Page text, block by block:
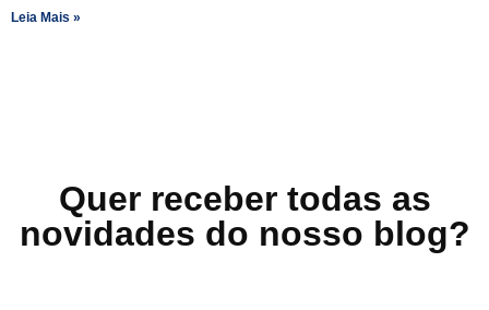
Leia Mais »
Quer receber todas as
novidades do nosso blog?